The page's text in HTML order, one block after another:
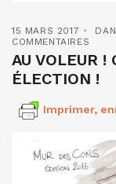
15 MARS 2017
COMMENTAIRES
AU VOLEUR !
ÉLECTION !
Imprimer,